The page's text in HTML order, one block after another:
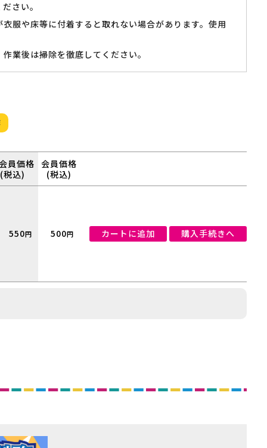
さい。
服や床等に付着すると取れない場合があります。使用
業後は掃除を徹底してください。
員価格
(税込)
会員価格
(税込)
550円 500円 カートに追加 購入手続きへ